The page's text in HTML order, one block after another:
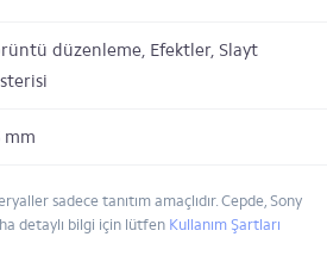
düzenleme, Efektler, Slayt
mm
sadece tanıtım amaçlıdır. Cepde, Sony
detaylı bilgi için lütfen Kullanım Şartları